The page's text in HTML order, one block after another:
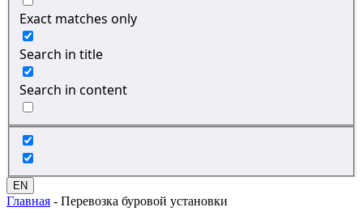
Exact matches only
Search in title
Search in content
EN
Главная - Перевозка буровой установки